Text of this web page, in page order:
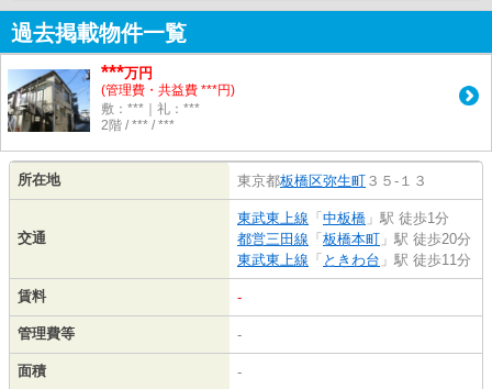
過去掲載物件一覧
***万円
(管理費・共益費 ***円)
敷：***｜礼：***
2階 / *** / ***
所在地 東京都板橋区弥生町 ３５-１３
交通
東武東上線 「 中板橋 」駅 徒歩1分
都営三田線 「 板橋本町 」駅 徒歩20分
東武東上線 「 ときわ台 」駅 徒歩11分
賃料 -
管理費等 -
面積 -